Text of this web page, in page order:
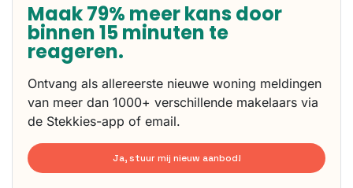
Maak 79% meer kans door
binnen 15 minuten te
reageren.
Ontvang als allereerste nieuwe woning meldingen
van meer dan 1000+ verschillende makelaars via
de Stekkies-app of email.
Ja, stuur mij nieuw aanbod!